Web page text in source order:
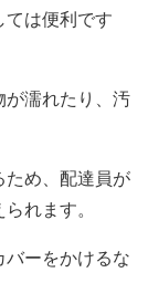
ては便利です
が濡れたり、汚
ため、配達員が
れます。
バーをかけるな